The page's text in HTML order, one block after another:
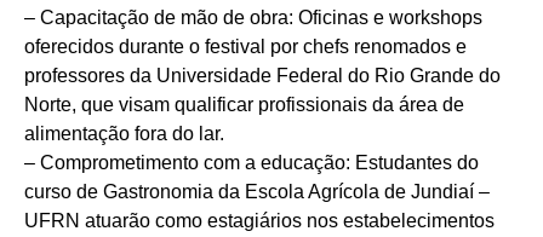
– Capacitação de mão de obra: Oficinas e workshops
oferecidos durante o festival por chefs renomados e
professores da Universidade Federal do Rio Grande do
Norte, que visam qualificar profissionais da área de
alimentação fora do lar.
– Comprometimento com a educação: Estudantes do
curso de Gastronomia da Escola Agrícola de Jundiaí –
UFRN atuarão como estagiários nos estabelecimentos